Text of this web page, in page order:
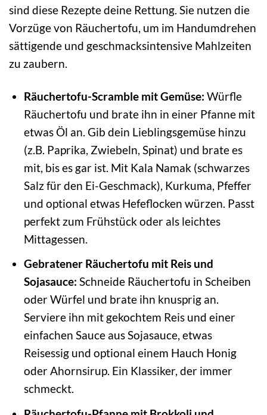
sind diese Rezepte deine Rettung. Sie nutzen die
Vorzüge von Räuchertofu, um im Handumdrehen
sättigende und geschmacksintensive Mahlzeiten
zu zaubern.
Räuchertofu-Scramble mit Gemüse: Würfle
Räuchertofu und brate ihn in einer Pfanne mit
etwas Öl an. Gib dein Lieblingsgemüse hinzu
(z.B. Paprika, Zwiebeln, Spinat) und brate es
mit, bis es gar ist. Mit Kala Namak (schwarzes
Salz für den Ei-Geschmack), Kurkuma, Pfeffer
und optional etwas Hefeflocken würzen. Passt
perfekt zum Frühstück oder als leichtes
Mittagessen.
Gebratener Räuchertofu mit Reis und
Sojasauce: Schneide Räuchertofu in Scheiben
oder Würfel und brate ihn knusprig an.
Serviere ihn mit gekochtem Reis und einer
einfachen Sauce aus Sojasauce, etwas
Reisessig und optional einem Hauch Honig
oder Ahornsirup. Ein Klassiker, der immer
schmeckt.